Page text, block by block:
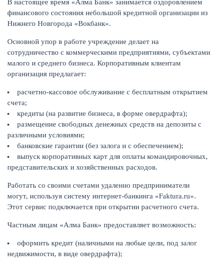
НАКОПЛЕНИЯ
В настоящее время «Алма Банк» занимается оздоровлением
финансового состояния небольшой кредитной организации из
Нижнего Новгорода «Вокбанк».
Основной упор в работе учреждение делает на
сотрудничество с коммерческими предприятиями, субъектами
малого и среднего бизнеса. Корпоративным клиентам
организация предлагает:
расчетно-кассовое обслуживание с бесплатным открытием
счета;
кредиты (на развитие бизнеса, в форме овердрафта);
размещение свободных денежных средств на депозиты с
различными условиями;
банковские гарантии (без залога и с обеспечением);
выпуск корпоративных карт для оплаты командировочных,
представительских и хозяйственных расходов.
Работать со своими счетами удаленно предприниматели
могут, используя систему интернет-банкинга «Faktura.ru».
Этот сервис подключается при открытии расчетного счета.
Частным лицам «Алма Банк» предоставляет возможность:
оформить кредит (наличными на любые цели, под залог
недвижимости, в виде овердрафта);